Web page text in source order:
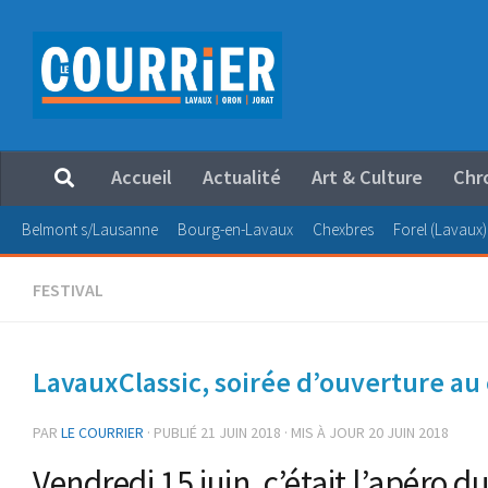
Au dessous du contenu
Accueil Actualité Art & Culture
Belmont s/Lausanne Bourg-en-Lavaux Chexbres Forel (Lavaux)
FESTIVAL
LavauxClassic, soirée d’ouverture
PAR LE COURRIER · PUBLIÉ 21 JUIN 2018 · MIS À JOUR 20 JUIN 2018